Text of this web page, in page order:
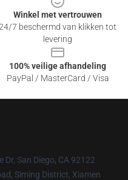
Winkel met vertrouwen
7 beschermd van klikken tot
levering
100% veilige afhandeling
PayPal / MasterCard / Visa
Dr, San Diego, CA 92122
Siming District, Xiamen